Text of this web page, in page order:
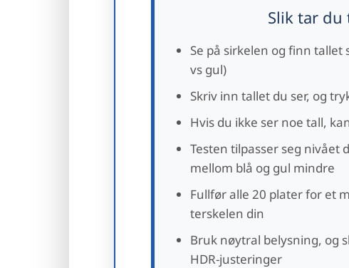
Slik tar du
Se på sirkelen og finn
vs gul)
Skriv inn tallet du ser, og
Hvis du ikke ser noe tall,
Testen tilpasser seg nivået
mellom blå og gul mindre
Fullfør alle 20 plater for et
terskelen din
Bruk nøytral belysning, og
HDR-justeringer